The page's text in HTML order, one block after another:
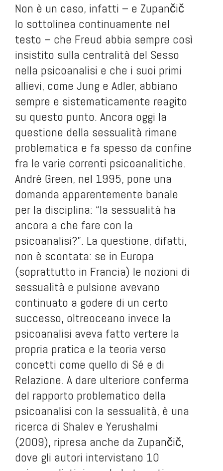
Non è un caso, infatti – e Zupančič
lo sottolinea continuamente nel
testo – che Freud abbia sempre così
insistito sulla centralità del Sesso
nella psicoanalisi e che i suoi primi
allievi, come Jung e Adler, abbiano
sempre e sistematicamente reagito
su questo punto. Ancora oggi la
questione della sessualità rimane
problematica e fa spesso da confine
fra le varie correnti psicoanalitiche.
André Green, nel 1995, pone una
domanda apparentemente banale
per la disciplina: “la sessualità ha
ancora a che fare con la
psicoanalisi?”. La questione, difatti,
non è scontata: se in Europa
(soprattutto in Francia) le nozioni di
sessualità e pulsione avevano
continuato a godere di un certo
successo, oltreoceano invece la
psicoanalisi aveva fatto vertere la
propria pratica e la teoria verso
concetti come quello di Sé e di
Relazione. A dare ulteriore conferma
del rapporto problematico della
psicoanalisi con la sessualità, è una
ricerca di Shalev e Yerushalmi
(2009), ripresa anche da Zupančič,
dove gli autori intervistano 10